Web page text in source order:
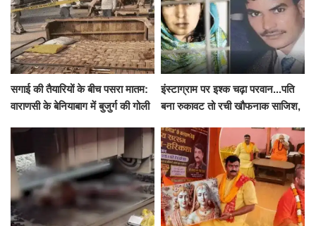
सगाई की तैयारियों के बीच पसरा मातम:
वाराणसी के बेनियाबाग में बुजुर्ग की गोली
इंस्टाग्राम पर इश्क चढ़ा परवान...पति
बना रुकावट तो रची खौफनाक साजिश,
के घाट